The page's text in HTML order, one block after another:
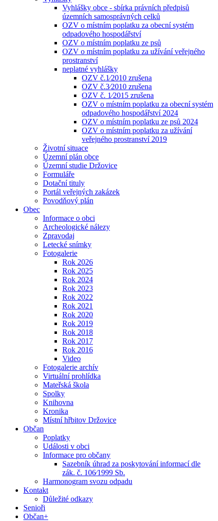
Vyhlášky obce - sbírka právních předpisů
územních samosprávných celků
OZV o místním poplatku za obecní systém
odpadového hospodářství
OZV o místním poplatku ze psů
OZV o místním poplatku za užívání veřejného
prostranství
neplatné vyhlášky
OZV č.1⁄2010 zrušena
OZV č.3⁄2010 zrušena
OZV č. 1⁄2015 zrušena
OZV o místním poplatku za obecní systém
odpadového hospodářství 2024
OZV o místním poplatku ze psů 2024
OZV o místním poplatku za užívání
veřejného prostranství 2019
Životní situace
Územní plán obce
Územní studie Držovice
Formuláře
Dotační tituly
Portál veřejných zakázek
Povodňový plán
Obec
Informace o obci
Archeologické nálezy
Zpravodaj
Letecké snímky
Fotogalerie
Rok 2026
Rok 2025
Rok 2024
Rok 2023
Rok 2022
Rok 2021
Rok 2020
Rok 2019
Rok 2018
Rok 2017
Rok 2016
Video
Fotogalerie archív
Virtuální prohlídka
Mateřská škola
Spolky
Knihovna
Kronika
Místní hřbitov Držovice
Občan
Poplatky
Události v obci
Informace pro občany
Sazebník úhrad za poskytování informací dle
zák. č. 106⁄1999 Sb.
Harmonogram svozu odpadu
Kontakt
Důležité odkazy
Senioři
Občan+